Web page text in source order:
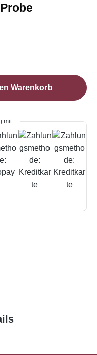
gewünschten
Warenkorb
mit